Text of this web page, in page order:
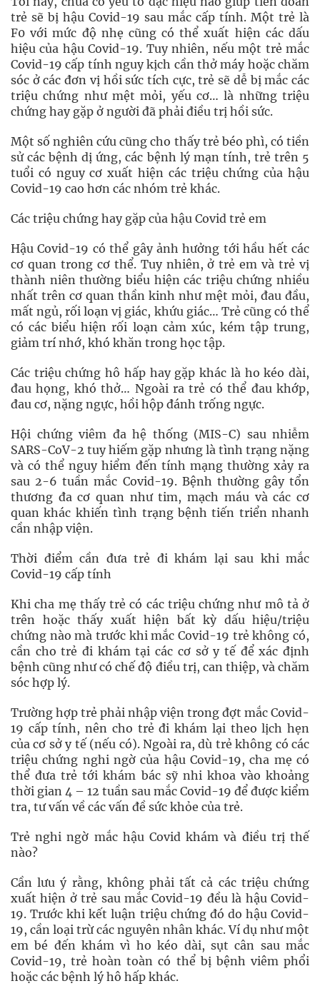
trẻ sẽ bị hậu Covid-19 sau mắc cấp tính. Một trẻ là
F0 với mức độ nhẹ cũng có thể xuất hiện các dấu
hiệu của hậu Covid-19. Tuy nhiên, nếu một trẻ mắc
Covid-19 cấp tính nguy kịch cần thở máy hoặc chăm
sóc ở các đơn vị hồi sức tích cực, trẻ sẽ dễ bị mắc các
triệu chứng như mệt mỏi, yếu cơ… là những triệu
chứng hay gặp ở người đã phải điều trị hồi sức.
Một số nghiên cứu cũng cho thấy trẻ béo phì, có tiền
sử các bệnh dị ứng, các bệnh lý mạn tính, trẻ trên 5
tuổi có nguy cơ xuất hiện các triệu chứng của hậu
Covid-19 cao hơn các nhóm trẻ khác.
Các triệu chứng hay gặp của hậu Covid trẻ em
Hậu Covid-19 có thể gây ảnh hưởng tới hầu hết các
cơ quan trong cơ thể. Tuy nhiên, ở trẻ em và trẻ vị
thành niên thường biểu hiện các triệu chứng nhiều
nhất trên cơ quan thần kinh như mệt mỏi, đau đầu,
mất ngủ, rối loạn vị giác, khứu giác… Trẻ cũng có thể
có các biểu hiện rối loạn cảm xúc, kém tập trung,
giảm trí nhớ, khó khăn trong học tập.
Các triệu chứng hô hấp hay gặp khác là ho kéo dài,
đau họng, khó thở… Ngoài ra trẻ có thể đau khớp,
đau cơ, nặng ngực, hồi hộp đánh trống ngực.
Hội chứng viêm đa hệ thống (MIS-C) sau nhiễm
SARS-CoV-2 tuy hiếm gặp nhưng là tình trạng nặng
và có thể nguy hiểm đến tính mạng thường xảy ra
sau 2-6 tuần mắc Covid-19. Bệnh thường gây tổn
thương đa cơ quan như tim, mạch máu và các cơ
quan khác khiến tình trạng bệnh tiến triển nhanh
cần nhập viện.
Thời điểm cần đưa trẻ đi khám lại sau khi mắc
Covid-19 cấp tính
Khi cha mẹ thấy trẻ có các triệu chứng như mô tả ở
trên hoặc thấy xuất hiện bất kỳ dấu hiệu/triệu
chứng nào mà trước khi mắc Covid-19 trẻ không có,
cần cho trẻ đi khám tại các cơ sở y tế để xác định
bệnh cũng như có chế độ điều trị, can thiệp, và chăm
sóc hợp lý.
Trường hợp trẻ phải nhập viện trong đợt mắc Covid-
19 cấp tính, nên cho trẻ đi khám lại theo lịch hẹn
của cơ sở y tế (nếu có). Ngoài ra, dù trẻ không có các
triệu chứng nghi ngờ của hậu Covid-19, cha mẹ có
thể đưa trẻ tới khám bác sỹ nhi khoa vào khoảng
thời gian 4 – 12 tuần sau mắc Covid-19 để được kiểm
tra, tư vấn về các vấn đề sức khỏe của trẻ.
Trẻ nghi ngờ mắc hậu Covid khám và điều trị thế
nào?
Cần lưu ý rằng, không phải tất cả các triệu chứng
xuất hiện ở trẻ sau mắc Covid-19 đều là hậu Covid-
19. Trước khi kết luận triệu chứng đó do hậu Covid-
19, cần loại trừ các nguyên nhân khác. Ví dụ như một
em bé đến khám vì ho kéo dài, sụt cân sau mắc
Covid-19, trẻ hoàn toàn có thể bị bệnh viêm phổi
hoặc các bệnh lý hô hấp khác.